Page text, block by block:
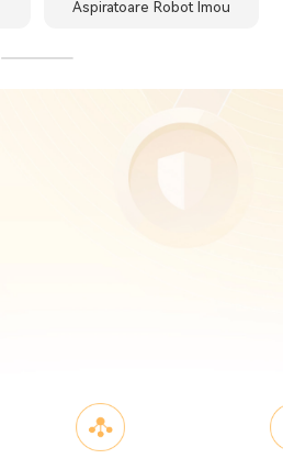
Aspiratoare Robot Imou